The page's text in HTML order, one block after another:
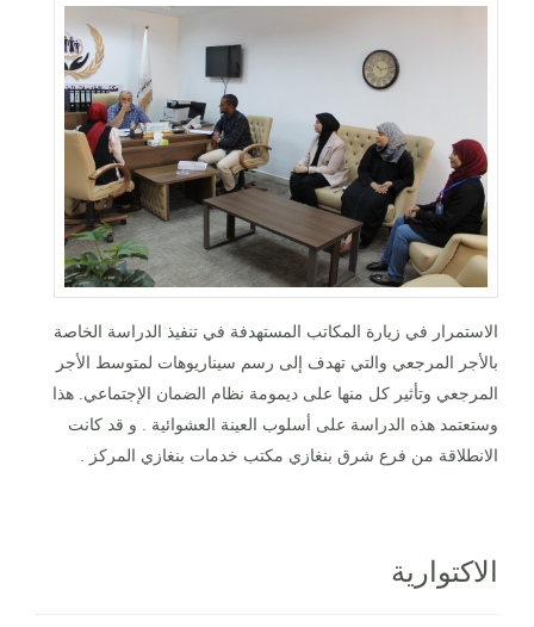
الاستمرار في زيارة المكاتب المستهدفة في تنفيذ الدراسة الخاصة
بالأجر المرجعي والتي تهدف إلى رسم سيناريوهات لمتوسط الأجر
المرجعي وتأثير كل منها على ديمومة نظام الضمان الإجتماعي. هذا
وستعتمد هذه الدراسة على أسلوب العينة العشوائية . و قد كانت
الانطلاقة من فرع شرق بنغازي مكتب خدمات بنغازي المركز .
الاكتوارية